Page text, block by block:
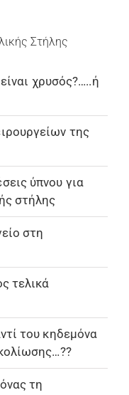
Στήλης
χρυσός?…..ή
της
ύπνου για
στήλης
στη
τελικά
του κηδεμόνα
τη